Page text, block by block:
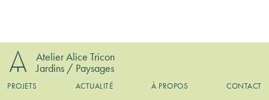
Atelier Alice Tricon
Jardins / Paysages
PROJETS ACTUALITÉ À PROPOS CONTACT